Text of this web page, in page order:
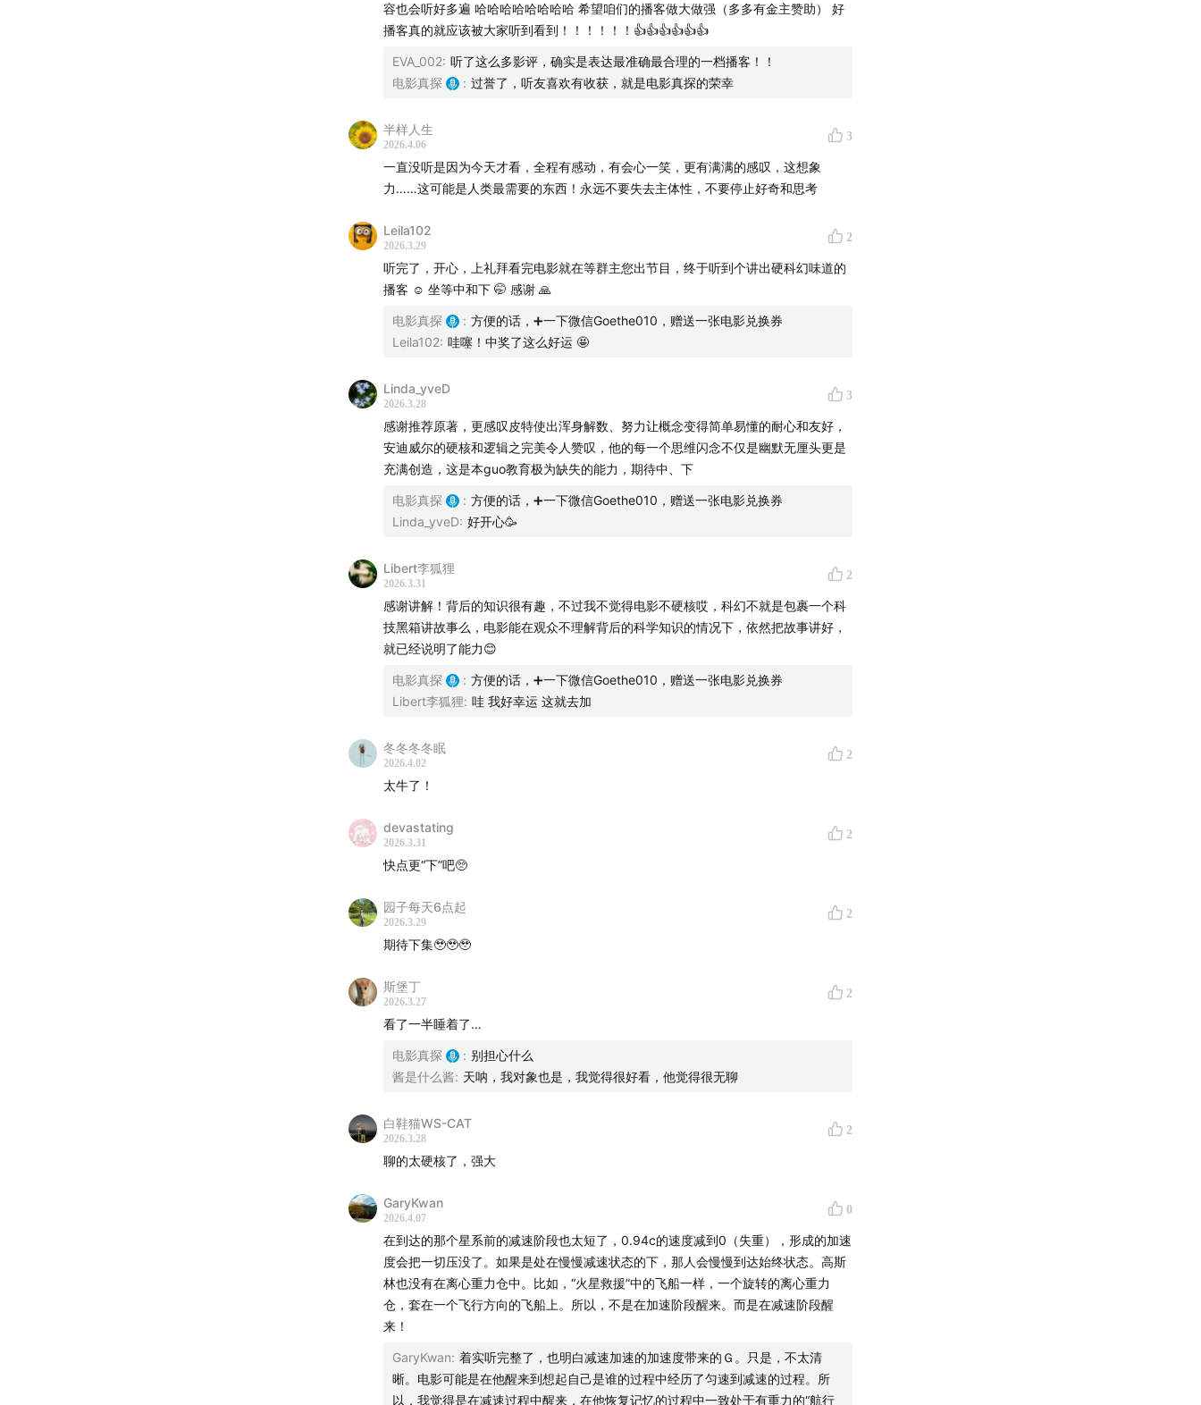
容也会听好多遍 哈哈哈哈哈哈哈哈 希望咱们的播客做大做强（多多有金主赞助） 好
播客真的就应该被大家听到看到！！！！！！👍👍👍👍👍👍
EVA_002: 听了这么多影评，确实是表达最准确最合理的一档播客！！
电影真探
: 过誉了，听友喜欢有收获，就是电影真探的荣幸
半样人生
2026.4.06
3
一直没听是因为今天才看，全程有感动，有会心一笑，更有满满的感叹，这想象
力……这可能是人类最需要的东西！永远不要失去主体性，不要停止好奇和思考
Leila102
2026.3.29
2
听完了，开心，上礼拜看完电影就在等群主您出节目，终于听到个讲出硬科幻味道的
播客 ☺️ 坐等中和下 🤭 感谢 🙏
电影真探 : 方便的话，➕一下微信Goethe010，赠送一张电影兑换券
Leila102: 哇噻！中奖了这么好运 🤩
Linda_yveD
2026.3.28
3
感谢推荐原著，更感叹皮特使出浑身解数、努力让概念变得简单易懂的耐心和友好，
安迪威尔的硬核和逻辑之完美令人赞叹，他的每一个思维闪念不仅是幽默无厘头更是
充满创造，这是本guo教育极为缺失的能力，期待中、下
电影真探 : 方便的话，➕一下微信Goethe010，赠送一张电影兑换券
Linda_yveD: 好开心🥳
Libert李狐狸
2026.3.31
2
感谢讲解！背后的知识很有趣，不过我不觉得电影不硬核哎，科幻不就是包裹一个科
技黑箱讲故事么，电影能在观众不理解背后的科学知识的情况下，依然把故事讲好，
就已经说明了能力😊
电影真探 : 方便的话，➕一下微信Goethe010，赠送一张电影兑换券
Libert李狐狸: 哇 我好幸运 这就去加
冬冬冬冬眠
2026.4.02
2
太牛了！
devastating
2026.3.31
2
快点更“下”吧🥺
园子每天6点起
2026.3.29
2
期待下集🥹🥹🥹
斯堡丁
2026.3.27
2
看了一半睡着了…
电影真探 : 别担心什么
酱是什么酱: 天呐，我对象也是，我觉得很好看，他觉得很无聊
白鞋猫WS-CAT
2026.3.28
2
聊的太硬核了，强大
GaryKwan
2026.4.07
0
在到达的那个星系前的减速阶段也太短了，0.94c的速度减到0（失重），形成的加速
度会把一切压没了。如果是处在慢慢减速状态的下，那人会慢慢到达始终状态。高斯
林也没有在离心重力仓中。比如，“火星救援”中的飞船一样，一个旋转的离心重力
仓，套在一个飞行方向的飞船上。所以，不是在加速阶段醒来。而是在减速阶段醒
来！
GaryKwan: 着实听完整了，也明白减速加速的加速度带来的Ｇ。只是，不太清
晰。电影可能是在他醒来到想起自己是谁的过程中经历了匀速到减速的过程。所
以，我觉得是在减速过程中醒来，在他恢复记忆的过程中一致处于有重力的“航行